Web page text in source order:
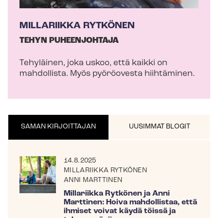
MILLARIIKKA RYTKÖNEN
TEHYN PUHEENJOHTAJA
Tehyläinen, joka uskoo, että kaikki on
mahdollista. Myös pyöröovesta hiihtäminen.
SAMAN KIRJOITTAJAN UUSIMMAT BLOGIT
14.8.2025
MILLARIIKKA RYTKÖNEN
ANNI MARTTINEN
Millariikka Rytkönen ja Anni
Marttinen: Hoiva mahdollistaa, että
ihmiset voivat käydä töissä ja